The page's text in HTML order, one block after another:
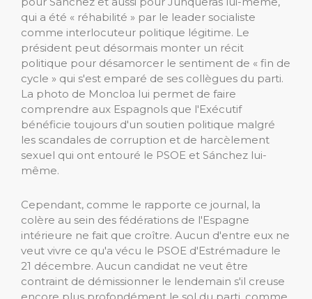
qui a été « réhabilité » par le leader socialiste
comme interlocuteur politique légitime. Le
président peut désormais monter un récit
politique pour désamorcer le sentiment de « fin de
cycle » qui s'est emparé de ses collègues du parti.
La photo de Moncloa lui permet de faire
comprendre aux Espagnols que l'Exécutif
bénéficie toujours d'un soutien politique malgré
les scandales de corruption et de harcèlement
sexuel qui ont entouré le PSOE et Sánchez lui-
même.
Cependant, comme le rapporte ce journal, la
colère au sein des fédérations de l'Espagne
intérieure ne fait que croître. Aucun d'entre eux ne
veut vivre ce qu'a vécu le PSOE d'Estrémadure le
21 décembre. Aucun candidat ne veut être
contraint de démissionner le lendemain s'il creuse